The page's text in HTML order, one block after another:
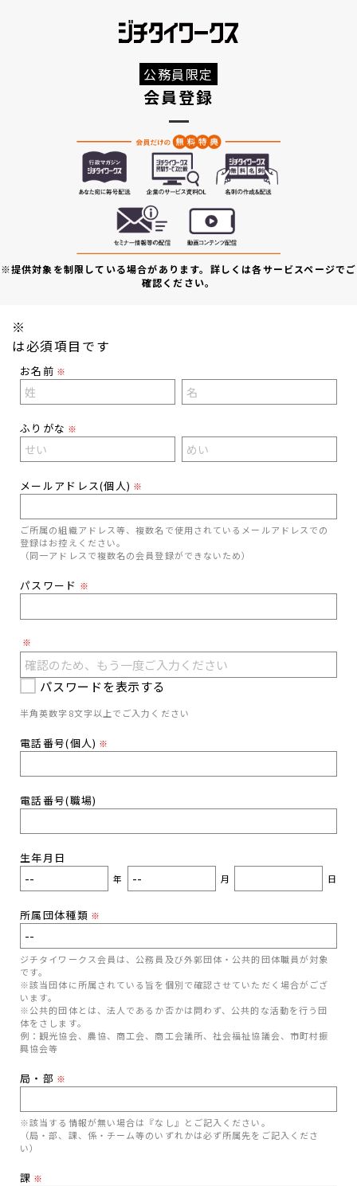
公務員限定
会員登録
※提供対象を制限している場合があります。詳しくは各サービスページでご
確認ください。
※
は必須項目です
お名前 ※
ふりがな ※
メールアドレス(個人) ※
ご所属の組織アドレス等、複数名で使用されているメールアドレスでの
登録はお控えください。
（同一アドレスで複数名の会員登録ができないため）
パスワード ※
※
パスワードを表示する
半角英数字8文字以上でご入力ください
電話番号(個人) ※
電話番号(職場)
生年月日
年 月 日
所属団体種類 ※
ジチタイワークス会員は、公務員及び外郭団体・公共的団体職員が対象
です。
※該当団体に所属されている旨を個別で確認させていただく場合がござ
います。
※公共的団体とは、法人であるか否かは問わず、公共的な活動を行う団
体をさします。
例：観光協会、農協、商工会、商工会議所、社会福祉協議会、市町村振
興協会等
局・部 ※
※該当する情報が無い場合は『なし』とご記入ください。
（局・部、課、係・チーム等のいずれかは必ず所属先をご記入くださ
い）
課 ※